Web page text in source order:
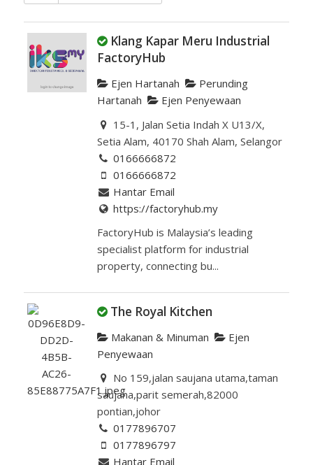
Klang Kapar Meru Industrial
FactoryHub
Ejen Hartanah
Perunding
Hartanah
Ejen Penyewaan
15-1, Jalan Setia Indah X U13/X,
Setia Alam, 40170 Shah Alam, Selangor
0166666872
0166666872
Hantar Email
https://factoryhub.my
FactoryHub is Malaysia’s leading
specialist platform for industrial
property, connecting bu...
The Royal Kitchen
Makanan & Minuman
Ejen
Penyewaan
No 159,jalan saujana utama,taman
saujana,parit semerah,82000
pontian,johor
0177896707
0177896797
Hantar Email